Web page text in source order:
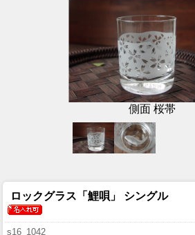
側面 桜帯
ロックグラス「鯉唄」 シングル
s16_1042